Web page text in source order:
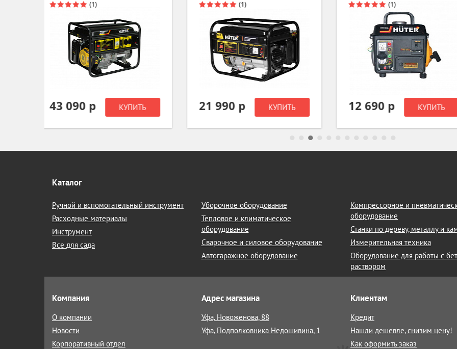
21 990 р КУПИТЬ 12 690 р КУПИТЬ 49 290 р КУПИТЬ
Каталог
Ручной и вспомогательный инструмент
Расходные материалы
Инструмент
Все для сада
Уборочное оборудование
Тепловое и климатическое
оборудование
Сварочное и силовое оборудование
Автогаражное оборудование
Компрессорное и
оборудование
Станки по дереву, металлу и
Измерительная техника
Оборудование для работы с
раствором
Компания
О компании
Новости
Корпоративный отдел
Адрес магазина
Уфа, Новоженова, 88
Уфа, Подполковника Недошивина, 1
Клиентам
Кредит
Нашли дешевле, снизим цену!
Как оформить заказ